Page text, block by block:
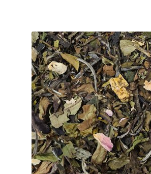
Savons liquides et recharges
Shampoings et savons solides
Trousses de toilette
Boissons alcoolisées
Bières régionales
Coffrets boissons alcoolisées